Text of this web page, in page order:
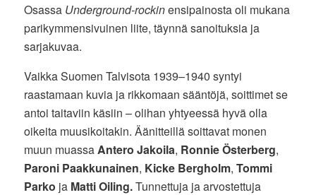
Osassa Underground-rockinensipainosta oli mukana
parikymmensivuinen liite, täynnä sanoituksia ja
sarjakuvaa.
Vaikka Suomen Talvisota 1939–1940 syntyi
raastamaan kuvia ja rikkomaan sääntöjä, soittimet se
antoi taitaviin käsiin – olihan yhtyeessä hyvä olla
oikeita muusikoitakin. Äänitteillä soittavat monen
muun muassa Antero Jakoila, Ronnie Österberg,
Paroni Paakkunainen, Kicke Bergholm,Tommi
Parko ja Matti Oiling.Tunnettuja ja arvostettuja